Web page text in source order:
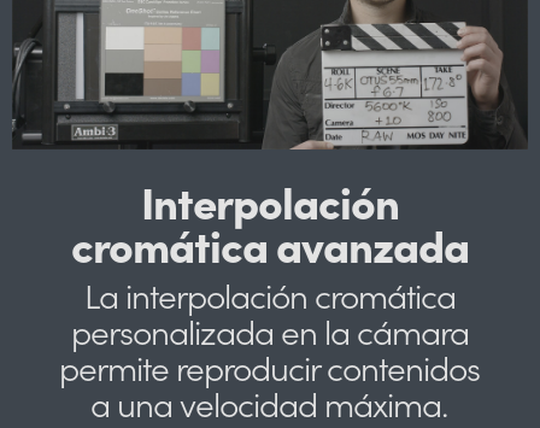
Interpolación
cromática avanzada
La interpolación cromática
personalizada en la cámara
permite reproducircontenidos
a unavelocidad máxima.